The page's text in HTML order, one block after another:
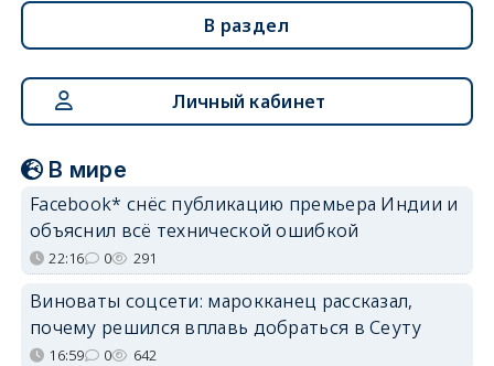
В раздел
Личный кабинет
В мире
Facebook* снёс публикацию премьера Индии и
объяснил всё технической ошибкой
22:16 0 291
Виноваты соцсети: марокканец рассказал,
почему решился вплавь добраться в Сеуту
16:59 0 642